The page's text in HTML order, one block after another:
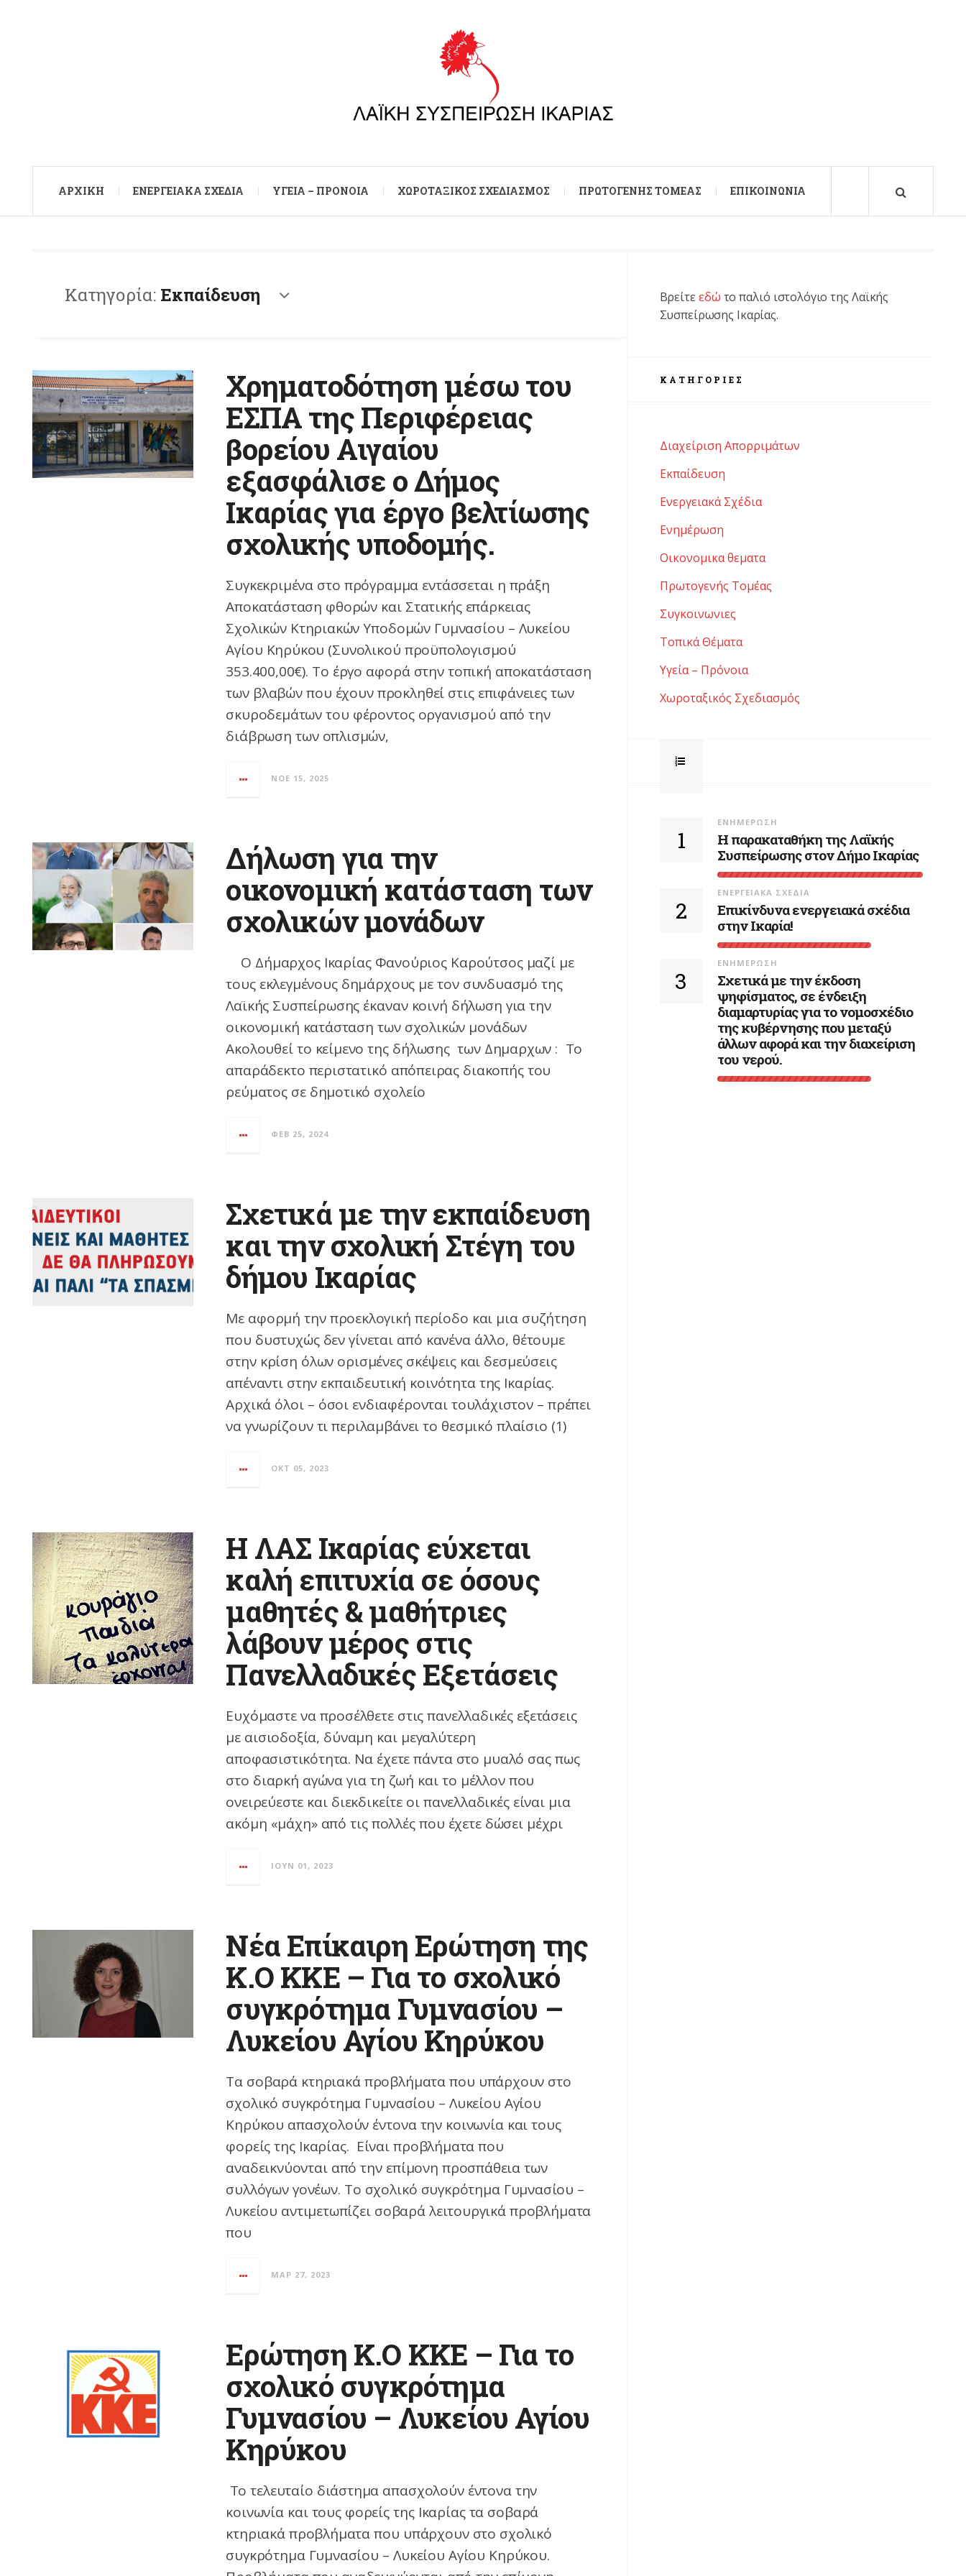
ΑΡXΙΚΉ ΕΝΕΡΓΕΙΑΚΆ ΣΧΈΔΙΑ ΥΓΕΊΑ – ΠΡΌΝΟΙΑ ΧΩΡΟΤΑΞΙΚΌΣ ΣΧΕΔΙΑΣΜΌΣ ΠΡΩΤΟΓΕΝΉΣ ΤΟΜΈΑΣ ΕΠΙΚΟΙΝΩΝΊΑ
Κατηγορία: Εκπαίδευση
Χρηματοδότηση μέσω του
ΕΣΠΑ της Περιφέρειας
βορείου Αιγαίου
εξασφάλισε ο Δήμος
Ικαρίας για έργο βελτίωσης
σχολικής υποδομής.
Συγκεκριμένα στο πρόγραμμα εντάσσεται η πράξη
Αποκατάσταση φθορών και Στατικής επάρκειας
Σχολικών Κτηριακών Υποδομών Γυμνασίου – Λυκείου
Αγίου Κηρύκου (Συνολικού προϋπολογισμού
353.400,00€). Το έργο αφορά στην τοπική αποκατάσταση
των βλαβών που έχουν προκληθεί στις επιφάνειες των
σκυροδεμάτων του φέροντος οργανισμού από την
διάβρωση των οπλισμών,
ΝΟΈ 15, 2025
Δήλωση για την
οικονομική κατάσταση των
σχολικών μονάδων
Ο Δήμαρχος Ικαρίας Φανούριος Καρούτσος μαζί με
τους εκλεγμένους δημάρχους με τον συνδυασμό της
Λαϊκής Συσπείρωσης έκαναν κοινή δήλωση για την
οικονομική κατάσταση των σχολικών μονάδων
Ακολουθεί το κείμενο της δήλωσης των Δημαρχων : Το
απαράδεκτο περιστατικό απόπειρας διακοπής του
ρεύματος σε δημοτικό σχολείο
ΦΕΒ 25, 2024
Σχετικά με την εκπαίδευση
και την σχολική Στέγη του
δήμου Ικαρίας
Με αφορμή την προεκλογική περίοδο και μια συζήτηση
που δυστυχώς δεν γίνεται από κανένα άλλο, θέτουμε
στην κρίση όλων ορισμένες σκέψεις και δεσμεύσεις
απέναντι στην εκπαιδευτική κοινότητα της Ικαρίας.
Αρχικά όλοι – όσοι ενδιαφέρονται τουλάχιστον – πρέπει
να γνωρίζουν τι περιλαμβάνει το θεσμικό πλαίσιο (1)
ΟΚΤ 05, 2023
Η ΛΑΣ Ικαρίας εύχεται
καλή επιτυχία σε όσους
μαθητές & μαθήτριες
λάβουν μέρος στις
Πανελλαδικές Εξετάσεις
Ευχόμαστε να προσέλθετε στις πανελλαδικές εξετάσεις
με αισιοδοξία, δύναμη και μεγαλύτερη
αποφασιστικότητα. Να έχετε πάντα στο μυαλό σας πως
στο διαρκή αγώνα για τη ζωή και το μέλλον που
ονειρεύεστε και διεκδικείτε οι πανελλαδικές είναι μια
ακόμη «μάχη» από τις πολλές που έχετε δώσει μέχρι
ΙΟΎΝ 01, 2023
Νέα Επίκαιρη Ερώτηση της
K.O KKE – Για το σχολικό
συγκρότημα Γυμνασίου –
Λυκείου Αγίου Κηρύκου
Τα σοβαρά κτηριακά προβλήματα που υπάρχουν στο
σχολικό συγκρότημα Γυμνασίου – Λυκείου Αγίου
Κηρύκου απασχολούν έντονα την κοινωνία και τους
φορείς της Ικαρίας. Είναι προβλήματα που
αναδεικνύονται από την επίμονη προσπάθεια των
συλλόγων γονέων. Το σχολικό συγκρότημα Γυμνασίου –
Λυκείου αντιμετωπίζει σοβαρά λειτουργικά προβλήματα
που
ΜΑΡ 27, 2023
Ερώτηση K.O KKE – Για το
σχολικό συγκρότημα
Γυμνασίου – Λυκείου Αγίου
Κηρύκου
Το τελευταίο διάστημα απασχολούν έντονα την
κοινωνία και τους φορείς της Ικαρίας τα σοβαρά
κτηριακά προβλήματα που υπάρχουν στο σχολικό
συγκρότημα Γυμνασίου – Λυκείου Αγίου Κηρύκου.
Βρείτεεδώ το παλιό ιστολόγιο της Λαϊκής
Συσπείρωσης Ικαρίας.
KΑΤΗΓΟΡΊΕΣ
Διαχείριση Απορριμάτων
Εκπαίδευση
Ενεργειακά Σχέδια
Ενημέρωση
Οικονομικα θεματα
Πρωτογενής Τομέας
Συγκοινωνιες
Τοπικά Θέματα
Υγεία – Πρόνοια
Χωροταξικός Σχεδιασμός
1
ΕΝΗΜΈΡΩΣΗ
Η παρακαταθήκη της Λαϊκής
Συσπείρωσης στον Δήμο Ικαρίας
2
ΕΝΕΡΓΕΙΑΚΆ ΣΧΈΔΙΑ
Επικίνδυνα ενεργειακά σχέδια
στην Ικαρία!
3
ΕΝΗΜΈΡΩΣΗ
Σχετικά με την έκδοση
ψηφίσματος, σε ένδειξη
διαμαρτυρίας για το νομοσχέδιο
της κυβέρνησης που μεταξύ
άλλων αφορά και την διαχείριση
του νερού.